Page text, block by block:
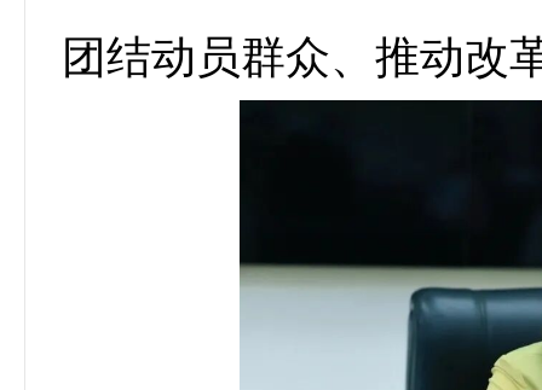
团结动员群众、推动改